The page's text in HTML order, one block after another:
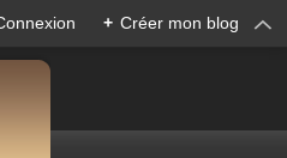
+ Créer mon blog